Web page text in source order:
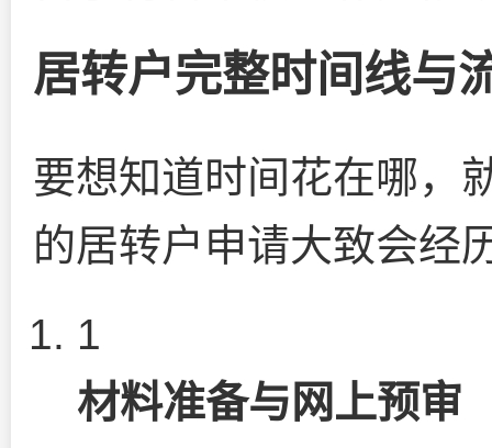
居转户完整时间线与
要想知道时间花在哪，
的居转户申请大致会经
1
材料准备与网上预审